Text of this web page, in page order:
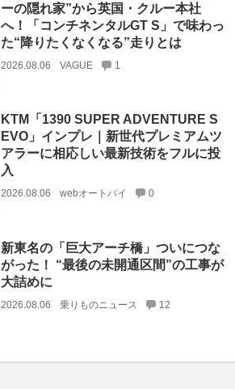
ーの隠れ家”から英国・クルー本社
へ！「コンチネンタルGT S」で味わっ
た“降りたくなくなる”走りとは
2026.08.06 VAGUE 1
KTM「1390 SUPER ADVENTURE S
EVO」インプレ｜新世代プレミアムツ
アラーに相応しい最新技術をフルに投
入
2026.08.06 webオートバイ 0
新東名の「巨大アーチ橋」ついにつな
がった！ “最後の未開通区間”の工事が
大詰めに
2026.08.06 乗りものニュース 12